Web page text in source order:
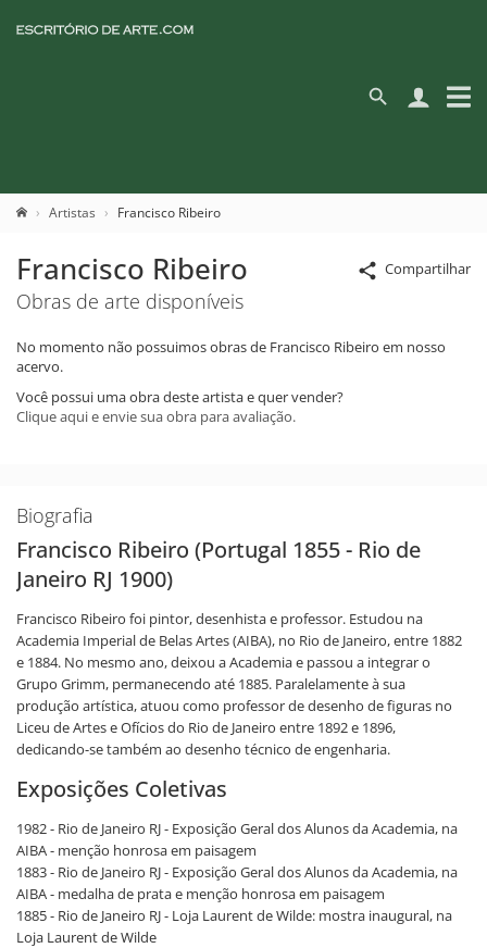
Artistas Francisco Ribeiro
Compartilhar
Francisco Ribeiro
Obras de arte disponíveis
No momento não possuimos obras de Francisco Ribeiro em nosso
acervo.
Você possui uma obra deste artista e quer vender?
Clique aqui e envie sua obra para avaliação.
Biografia
Francisco Ribeiro (Portugal 1855 - Rio de
Janeiro RJ 1900)
Francisco Ribeiro foi pintor, desenhista e professor. Estudou na
Academia Imperial de Belas Artes (AIBA), no Rio de Janeiro, entre 1882
e 1884. No mesmo ano, deixou a Academia e passou a integrar o
Grupo Grimm, permanecendo até 1885. Paralelamente à sua
produção artística, atuou como professor de desenho de figuras no
Liceu de Artes e Ofícios do Rio de Janeiro entre 1892 e 1896,
dedicando-se também ao desenho técnico de engenharia.
Exposições Coletivas
1982 - Rio de Janeiro RJ - Exposição Geral dos Alunos da Academia, na
AIBA - menção honrosa em paisagem
1883 - Rio de Janeiro RJ - Exposição Geral dos Alunos da Academia, na
AIBA - medalha de prata e menção honrosa em paisagem
1885 - Rio de Janeiro RJ - Loja Laurent de Wilde: mostra inaugural, na
Loja Laurent de Wilde